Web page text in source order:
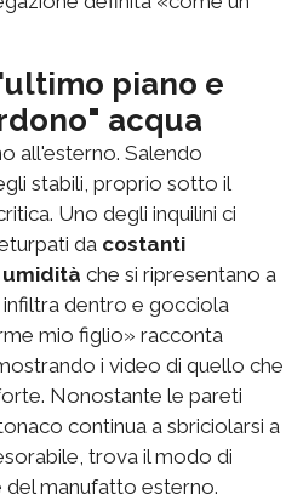
piano e
acqua
all'esterno. Salendo
stabili, proprio sotto il
Uno degli inquilini ci
da costanti
che si ripresentano a
infiltra dentro e gocciola
mio figlio» racconta
i video di quello che
Nonostante le pareti
continua a sbriciolarsi a
trova il modo di
manufatto esterno.